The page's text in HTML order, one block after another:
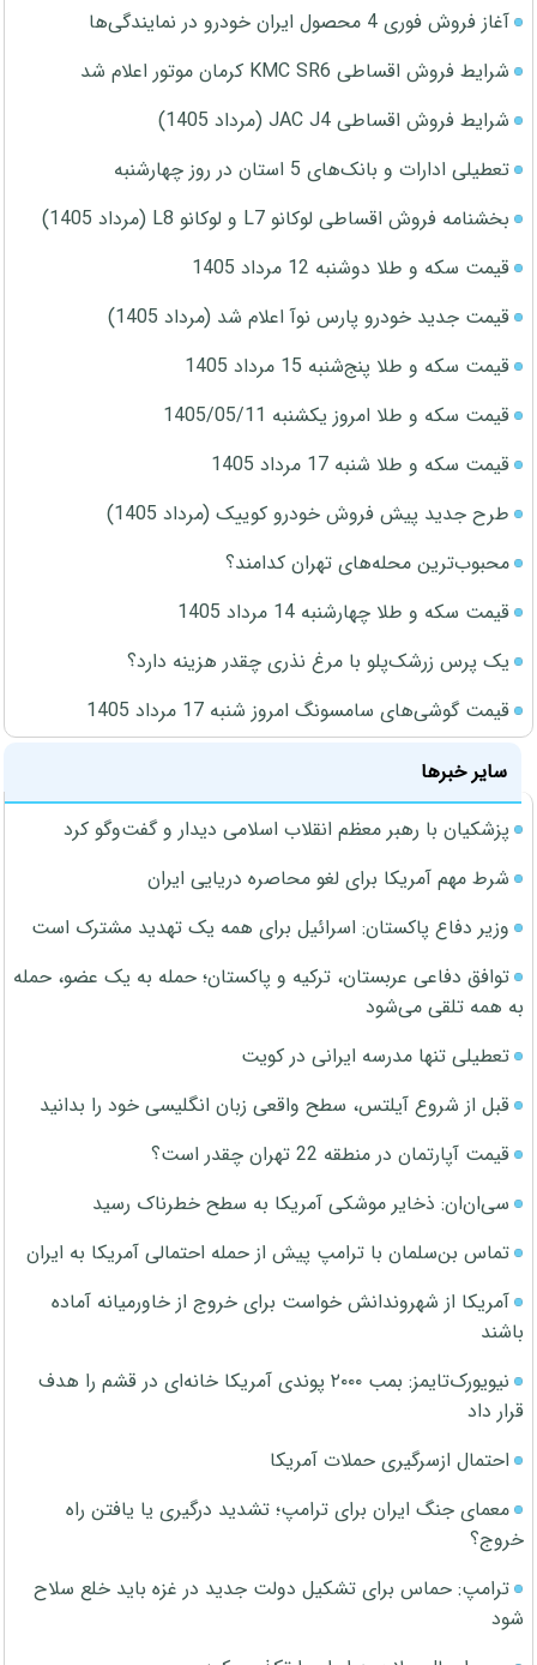
آغاز فروش فوری 4 محصول ایران خودرو در نمایندگی‌ها
شرایط فروش اقساطی KMC SR6 کرمان موتور اعلام شد
شرایط فروش اقساطی JAC J4 (مرداد 1405)
تعطیلی ادارات و بانک‌های 5 استان در روز چهارشنبه
بخشنامه فروش اقساطی لوکانو L7 و لوکانو L8 (مرداد 1405)
قیمت سکه و طلا دوشنبه 12 مرداد 1405
قیمت جدید خودرو پارس نوآ اعلام شد (مرداد 1405)
قیمت سکه و طلا پنج‌شنبه 15 مرداد 1405
قیمت سکه و طلا امروز یکشنبه 1405/05/11
قیمت سکه و طلا شنبه 17 مرداد 1405
طرح جدید پیش فروش خودرو کوییک (مرداد 1405)
محبوب‌ترین محله‌های تهران کدامند؟
قیمت سکه و طلا چهارشنبه 14 مرداد 1405
یک پرس زرشک‌پلو با مرغ نذری چقدر هزینه دارد؟
قیمت گوشی‌های سامسونگ امروز شنبه 17 مرداد 1405
سایر خبرها
پزشکیان با رهبر معظم انقلاب اسلامی دیدار و گفت‌وگو کرد
شرط مهم آمریکا برای لغو محاصره دریایی ایران
وزیر دفاع پاکستان: اسرائیل برای همه یک تهدید مشترک است
توافق دفاعی عربستان، ترکیه و پاکستان؛ حمله به یک عضو، حمله
به همه تلقی می‌شود
تعطیلی تنها مدرسه ایرانی در کویت
قبل از شروع آیلتس، سطح واقعی زبان انگلیسی خود را بدانید
قیمت آپارتمان در منطقه 22 تهران چقدر است؟
سی‌ان‌ان: ذخایر موشکی آمریکا به سطح خطرناک رسید
تماس بن‌سلمان با ترامپ پیش از حمله احتمالی آمریکا به ایران
آمریکا از شهروندانش خواست برای خروج از خاورمیانه آماده
باشند
نیویورک‌تایمز: بمب ۲۰۰۰ پوندی آمریکا خانه‌ای در قشم را هدف
قرار داد
احتمال ازسرگیری حملات آمریکا
معمای جنگ ایران برای ترامپ؛ تشدید درگیری یا یافتن راه
خروج؟
ترامپ: حماس برای تشکیل دولت جدید در غزه باید خلع سلاح
شود